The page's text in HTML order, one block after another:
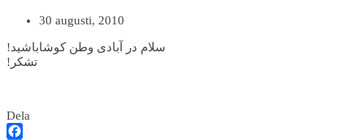
30 augusti, 2010
!سلام در آبادی وطن کوشاباشید
!تشکر
Dela